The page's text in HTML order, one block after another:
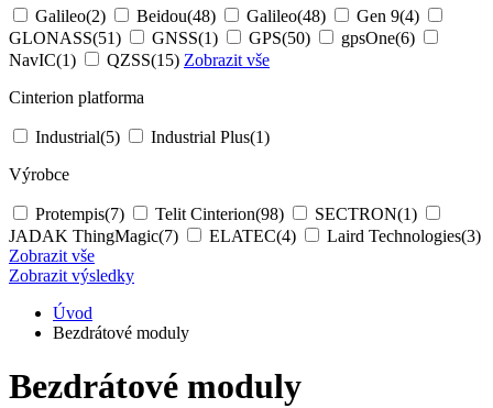
Galileo(2) Beidou(48) Galileo(48) Gen 9(4)
GLONASS(51) GNSS(1) GPS(50) gpsOne(6)
NavIC(1) QZSS(15) Zobrazit vše
Cinterion platforma
Industrial(5) Industrial Plus(1)
Výrobce
Protempis(7) Telit Cinterion(98) SECTRON(1)
JADAK ThingMagic(7) ELATEC(4) Laird Technologies(3)
Zobrazit vše
Zobrazit výsledky
Úvod
Bezdrátové moduly
Bezdrátové moduly